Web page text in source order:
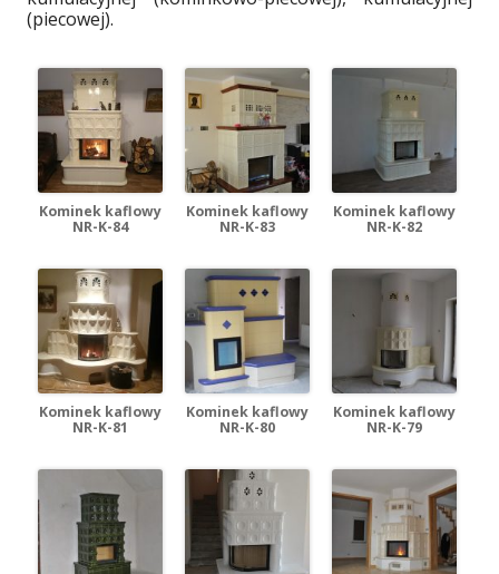
(piecowej).
Kominek kaflowy
NR-K-84
Kominek kaflowy
NR-K-83
Kominek kaflowy
NR-K-82
Kominek kaflowy
NR-K-81
Kominek kaflowy
NR-K-80
Kominek kaflowy
NR-K-79